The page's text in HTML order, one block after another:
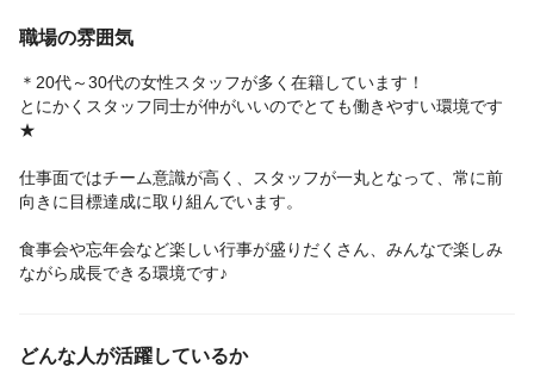
ノルマや残業がなく、無理なく続けられます。プライベートも大
切にできる環境です。
▷ マンツーマン施術でしっかり向き合える
掛け持ちなしのマンツーマン施術で、お客様一人ひとりに寄り添
▷全国60店舗以上！希望のエリアで働ける
全国に60店舗以上あり、希望のエリアや通いやすい店舗で働けま
す。駅チカ店舗も多く、リピート率も高い人気サロンです！
安心してスタートでき、長く活躍できる環境が整っています♪
職場の雰囲気
＊20代～30代の女性スタッフが多く在籍しています！
とにかくスタッフ同士が仲がいいのでとても働きやすい環境です
★
仕事面ではチーム意識が高く、スタッフが一丸となって、常に前
向きに目標達成に取り組んでいます。
食事会や忘年会など楽しい行事が盛りだくさん、みんなで楽しみ
ながら成長できる環境です♪
どんな人が活躍しているか